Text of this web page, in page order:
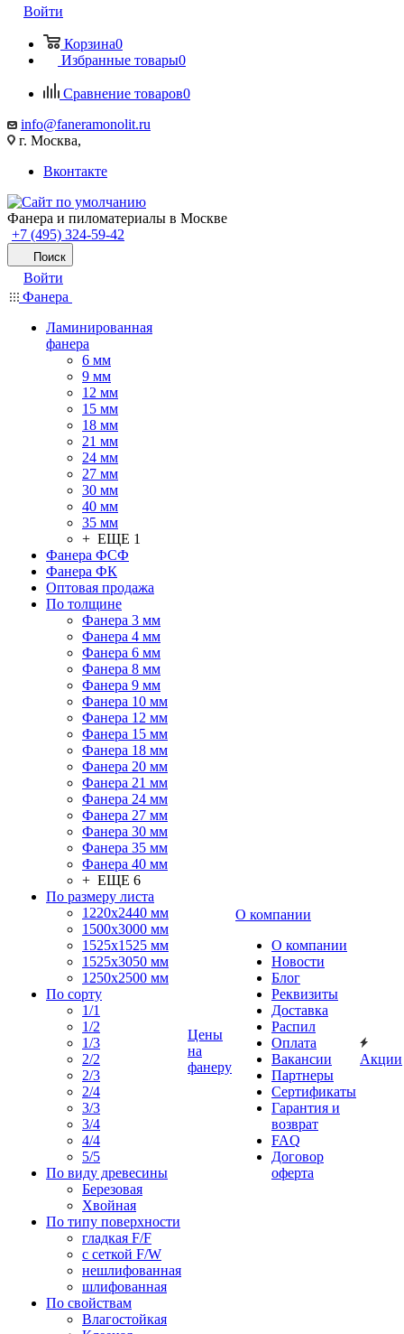
Войти
Корзина0
Избранные товары0
Сравнение товаров0
info@faneramonolit.ru
г. Москва,
Вконтакте
Фанера и пиломатериалы в Москве
+7 (495) 324-59-42
Поиск
Войти
Фанера
Ламинированная
фанера
6 мм
9 мм
12 мм
15 мм
18 мм
21 мм
24 мм
27 мм
30 мм
40 мм
35 мм
+ ЕЩЕ 1
Фанера ФСФ
Фанера ФК
Оптовая продажа
По толщине
Фанера 3 мм
Фанера 4 мм
Фанера 6 мм
Фанера 8 мм
Фанера 9 мм
Фанера 10 мм
Фанера 12 мм
Фанера 15 мм
Фанера 18 мм
Фанера 20 мм
Фанера 21 мм
Фанера 24 мм
Фанера 27 мм
Фанера 30 мм
Фанера 35 мм
Фанера 40 мм
+ ЕЩЕ 6
По размеру листа
1220х2440 мм
1500х3000 мм
1525x1525 мм
1525х3050 мм
1250х2500 мм
По сорту
1/1
1/2
1/3
2/2
2/3
2/4
3/3
3/4
4/4
5/5
По виду древесины
Березовая
Хвойная
По типу поверхности
гладкая F/F
с сеткой F/W
нешлифованная
шлифованная
По свойствам
Влагостойкая
Цены
на
фанеру
О компании
О компании
Новости
Блог
Реквизиты
Доставка
Распил
Оплата
Вакансии
Партнеры
Сертификаты
Гарантия и
возврат
FAQ
Договор
оферта
Акции